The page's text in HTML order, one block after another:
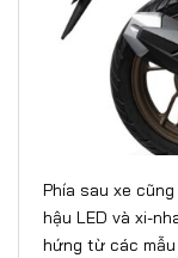
Phía sau xe
hậu LED và xi-
hứng từ các